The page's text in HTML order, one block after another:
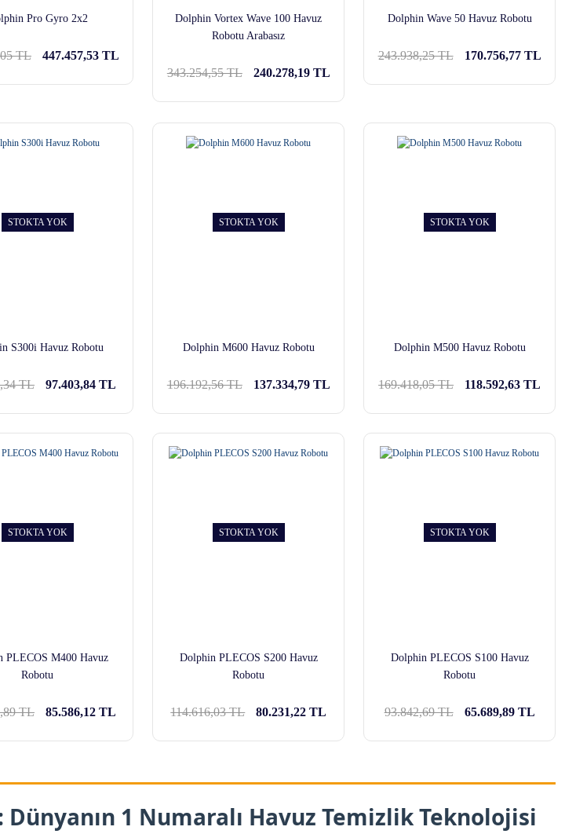
Pro Gyro 2x2
TL 447.457,53 TL
Dolphin Vortex Wave 100 Havuz
Robotu Arabasız
343.254,55 TL 240.278,19 TL
Dolphin Wave 50 Havuz Robotu
243.938,25 TL 170.756,77 TL
STOKTA YOK
S300i Havuz Robotu
TL 97.403,84 TL
STOKTA YOK
Dolphin M600 Havuz Robotu
196.192,56 TL 137.334,79 TL
STOKTA YOK
Dolphin M500 Havuz Robotu
169.418,05 TL 118.592,63 TL
STOKTA YOK
PLECOS M400 Havuz
Robotu
TL 85.586,12 TL
STOKTA YOK
Dolphin PLECOS S200 Havuz
Robotu
114.616,03 TL 80.231,22 TL
STOKTA YOK
Dolphin PLECOS S100 Havuz
Robotu
93.842,69 TL 65.689,89 TL
1 Numaralı Havuz Temizlik Teknolojisi